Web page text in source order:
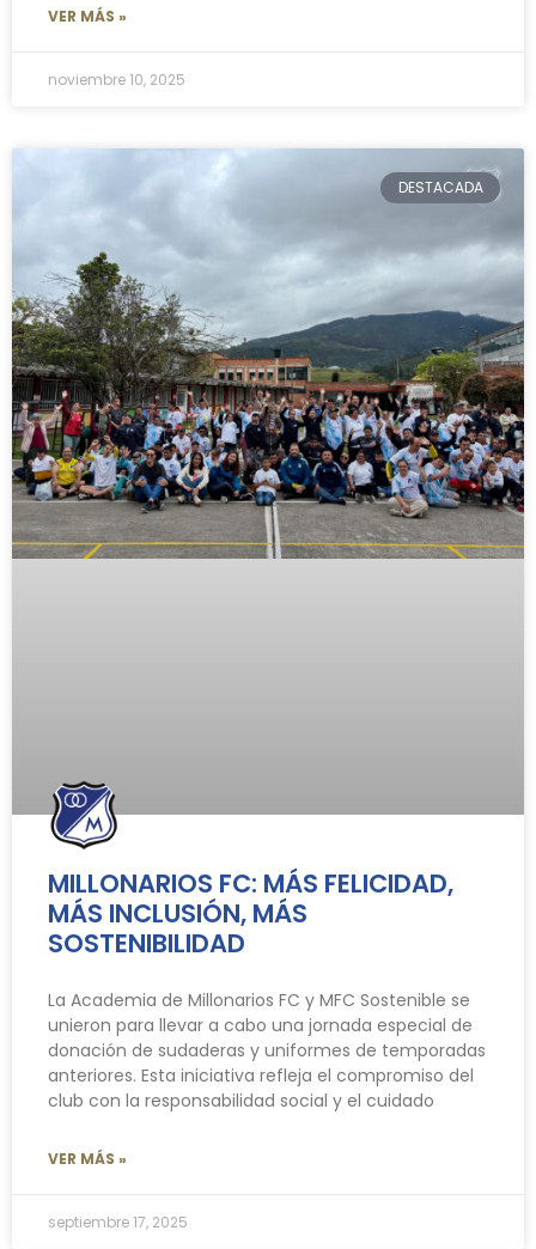
VER MÁS »
noviembre 10, 2025
DESTACADA
MILLONARIOS FC: MÁS FELICIDAD,
MÁS INCLUSIÓN, MÁS
SOSTENIBILIDAD
La Academia de Millonarios FC y MFC Sostenible se
unieron para llevar a cabo una jornada especial de
donación de sudaderas y uniformes de temporadas
anteriores. Esta iniciativa refleja el compromiso del
club con la responsabilidad social y el cuidado
VER MÁS »
septiembre 17, 2025